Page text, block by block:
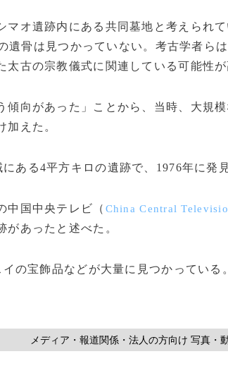
オ遺跡内にある共同墓地と考えられ
遺骨は見つかっていない。考古学者ら
古の宗教儀式に関連している可能性が
傾向があった」ことから、当時、大規
加えた。
にある4平方キロの遺跡で、1976年に発
中国中央テレビ（ China Central
あったと述べた。
の宝飾品などが大量に見つかっている
メディア・報道関係・法人の方向け 写真・